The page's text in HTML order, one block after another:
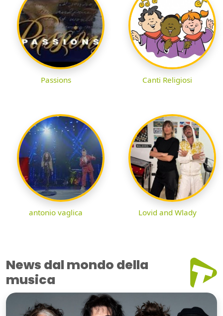
Passions Canti Religiosi
antonio vaglica Lovid and Wlady
News dal mondo della
musica